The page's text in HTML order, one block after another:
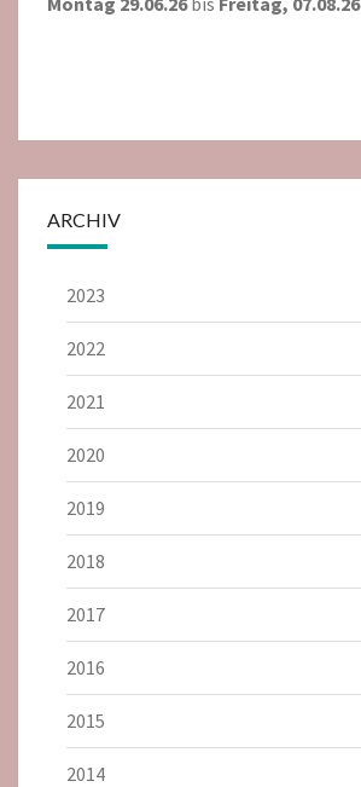
ARCHIV
2023
2022
2021
2020
2019
2018
2017
2016
2015
2014